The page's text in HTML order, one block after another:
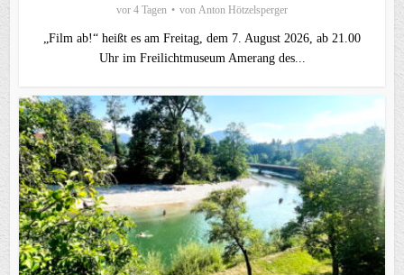
vor 4 Tagen von Anton Hötzelsperger
„Film ab!“ heißt es am Freitag, dem 7. August 2026, ab 21.00
Uhr im Freilichtmuseum Amerang des...